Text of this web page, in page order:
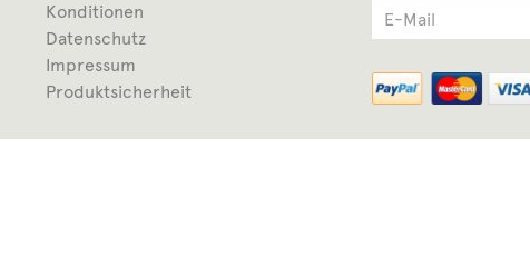
Konditionen
Datenschutz
Impressum
Produktsicherheit